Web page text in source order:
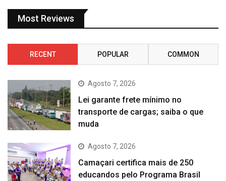
Most Reviews
RECENT POPULAR COMMON
Agosto 7, 2026
Lei garante frete mínimo no
transporte de cargas; saiba o que
muda
Agosto 7, 2026
Camaçari certifica mais de 250
educandos pelo Programa Brasil